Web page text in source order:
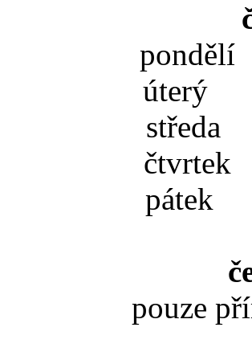
úterý
středa
čtvrtek
pátek
pouze